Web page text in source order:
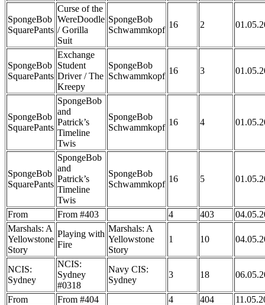
SpongeBob
SquarePants
Curse of the
WereDoodle
/ Gorilla
Suit
SpongeBob
Schwammkopf
16 2
SpongeBob
SquarePants
Exchange
Student
Driver / The
Kreepy
SpongeBob
Schwammkopf
16 3
SpongeBob
SquarePants
SpongeBob
and
Patrick’s
Timeline
Twis
SpongeBob
Schwammkopf
16 4
SpongeBob
SquarePants
SpongeBob
and
Patrick’s
Timeline
Twis
SpongeBob
Schwammkopf
16 5
From From #403 4 403
Marshals: A
Yellowstone
Story
Playing with
Fire
Marshals: A
Yellowstone
Story
1 10
NCIS:
Sydney
NCIS:
Sydney
#0318
Navy CIS:
Sydney
3 18
From From #404 4 404